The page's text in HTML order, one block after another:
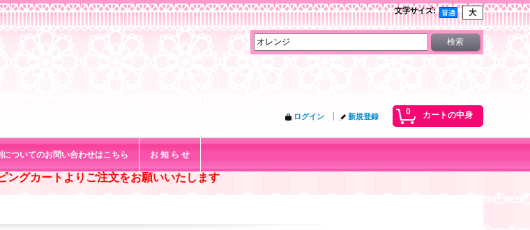
文字サイズ:
0 カートの中身
ログイン 新規登録
についてのお問い合わせはこちら お 知 ら せ
グカートよりご注文をお願いいたします